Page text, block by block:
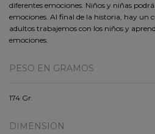
diferentes emociones. Niños y niñas
emociones. Al final de la historia, hay un
adultos trabajemos con los niños y
emociones.
PESO EN GRAMOS
174 Gr.
DIMENSION